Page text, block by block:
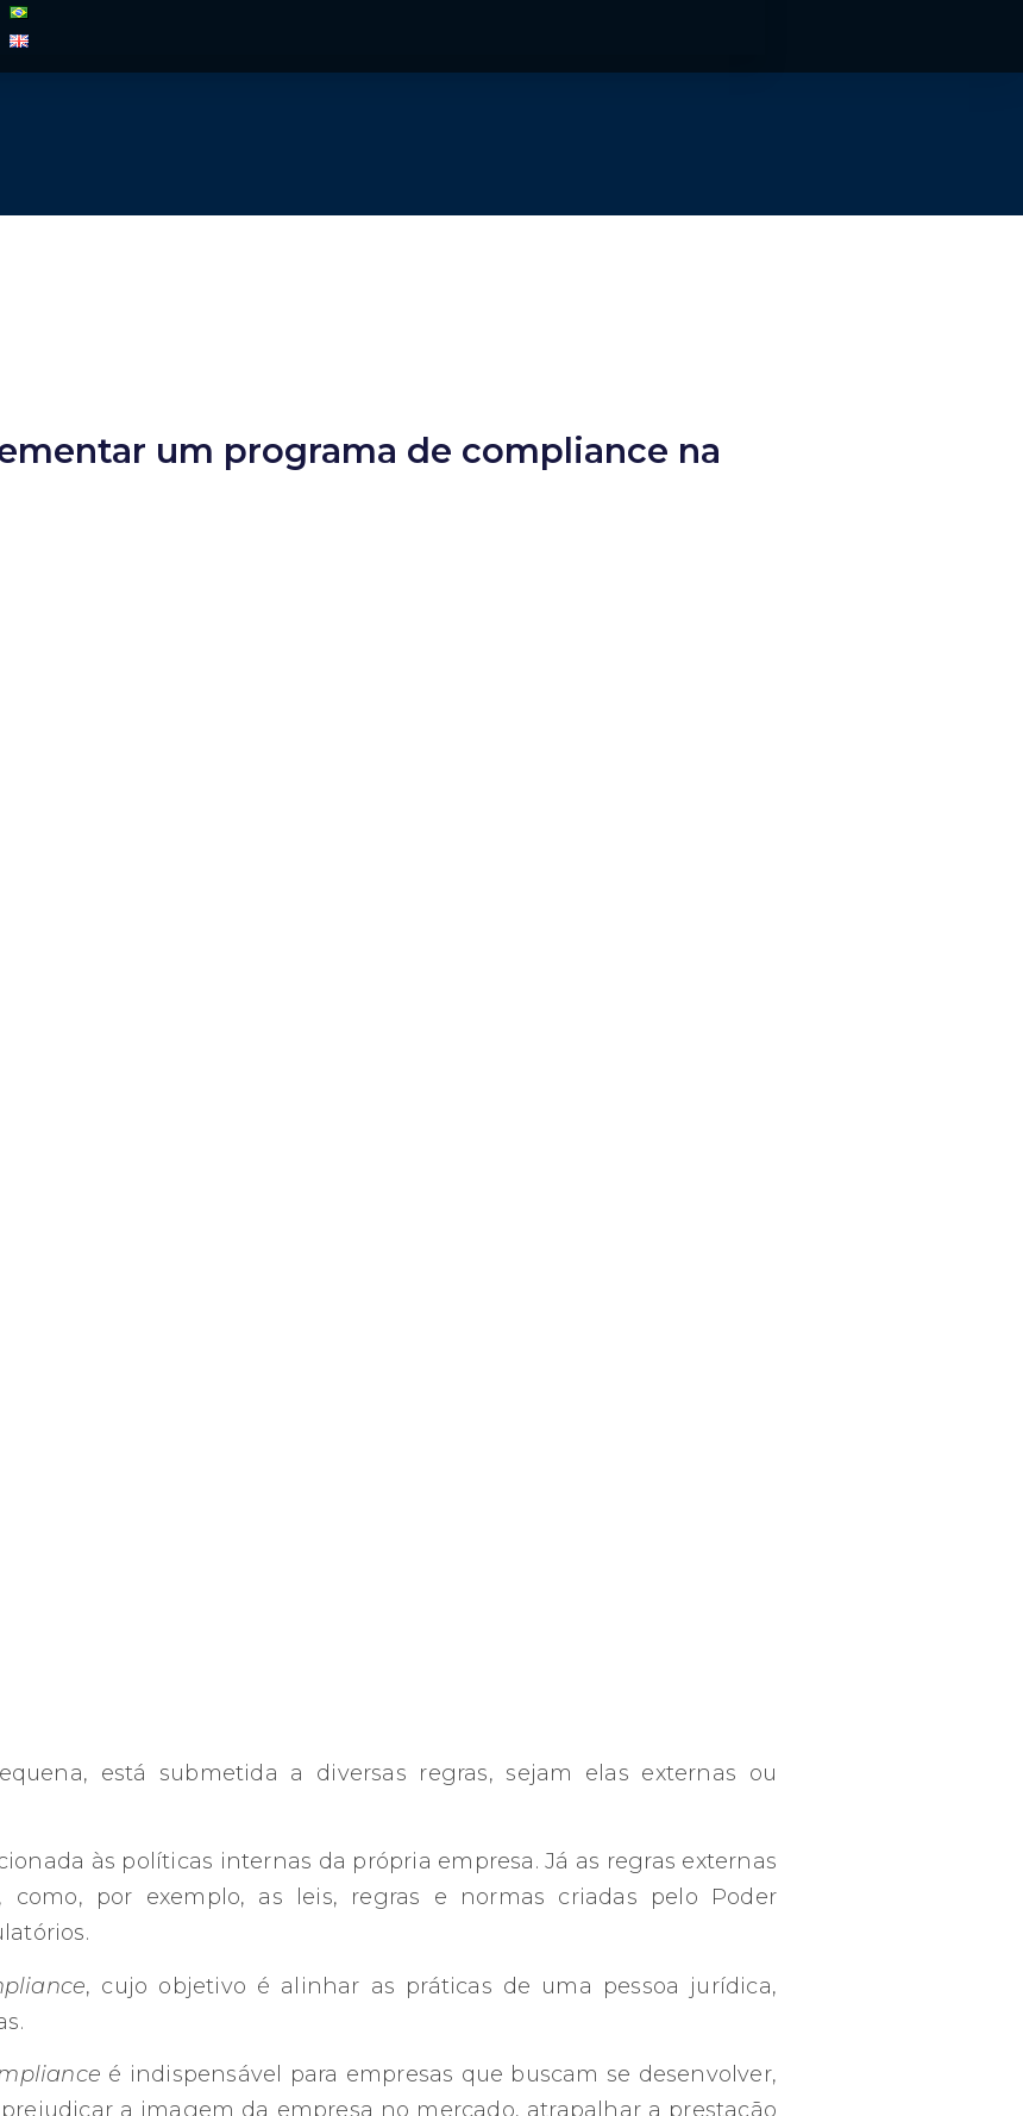
um programa de compliance na
está submetida a diversas regras, sejam elas externas ou
às políticas internas da própria empresa. Já as regras externas
como, por exemplo, as leis, regras e normas criadas pelo Poder
, cujo objetivo é alinhar as práticas de uma pessoa jurídica,
é indispensável para empresas que buscam se desenvolver,
a imagem da empresa no mercado, atrapalhar a prestação